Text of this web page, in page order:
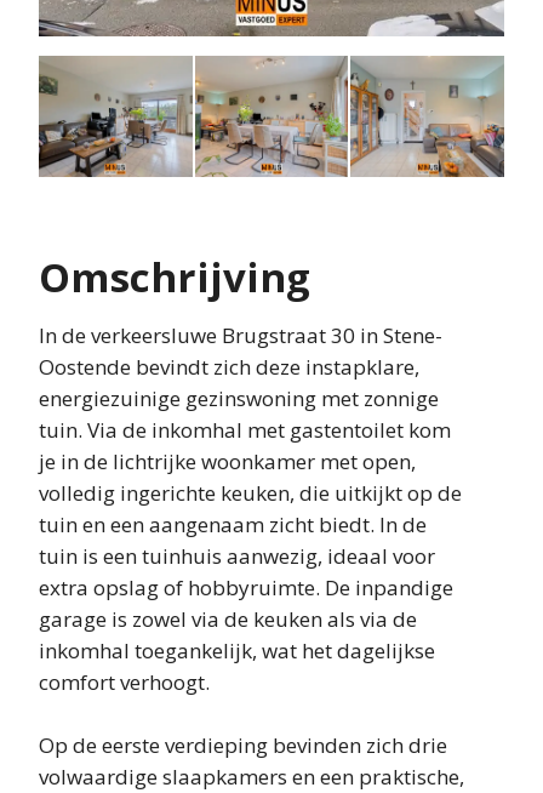
Omschrijving
In de verkeersluwe Brugstraat 30 in Stene-
Oostende bevindt zich deze instapklare,
energiezuinige gezinswoning met zonnige
tuin. Via de inkomhal met gastentoilet kom
je in de lichtrijke woonkamer met open,
volledig ingerichte keuken, die uitkijkt op de
tuin en een aangenaam zicht biedt. In de
tuin is een tuinhuis aanwezig, ideaal voor
extra opslag of hobbyruimte. De inpandige
garage is zowel via de keuken als via de
inkomhal toegankelijk, wat het dagelijkse
comfort verhoogt.
Op de eerste verdieping bevinden zich drie
volwaardige slaapkamers en een praktische,